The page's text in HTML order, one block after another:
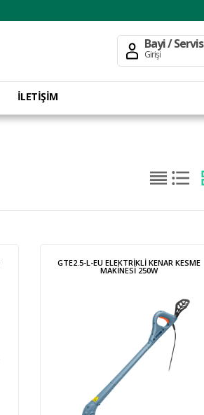
Bayi / Servis
Girişi
İLETİŞİM
GTE2.5-L-EU ELEKTRİKLİ KENAR KESME
MAKİNESİ 250W